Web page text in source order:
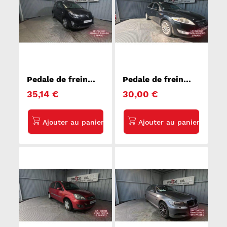
Pedale de frein
2
35,14 €
Pedale de frein
30,00 €